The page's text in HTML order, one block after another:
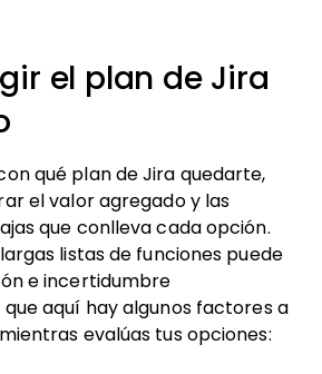
el plan de Jira
qué plan de Jira quedarte,
el valor agregado y las
que conlleva cada opción.
listas de funciones puede
e incertidumbre
aquí hay algunos factores a
evalúas tus opciones: